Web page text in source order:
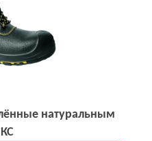
натуральным